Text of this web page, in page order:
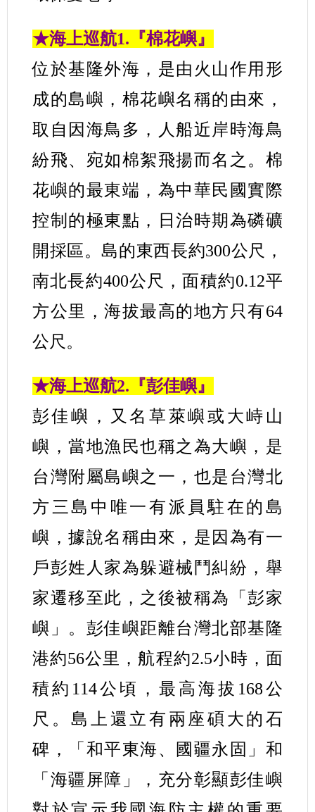
★海上巡航1.『棉花嶼』
位於基隆外海，是由火山作用形
成的島嶼，棉花嶼名稱的由來，
取自因海鳥多，人船近岸時海鳥
紛飛、宛如棉絮飛揚而名之。棉
花嶼的最東端，為中華民國實際
控制的極東點，日治時期為磷礦
開採區。島的東西長約300公尺，
南北長約400公尺，面積約0.12平
方公里，海拔最高的地方只有64
公尺。
★海上巡航2.『彭佳嶼』
彭佳嶼，又名草萊嶼或大峙山
嶼，當地漁民也稱之為大嶼，是
台灣附屬島嶼之一，也是台灣北
方三島中唯一有派員駐在的島
嶼，據說名稱由來，是因為有一
戶彭姓人家為躲避械鬥糾紛，舉
家遷移至此，之後被稱為「彭家
嶼」。彭佳嶼距離台灣北部基隆
港約56公里，航程約2.5小時，面
積約114公頃，最高海拔168公
尺。島上還立有兩座碩大的石
碑，「和平東海、國疆永固」和
「海疆屏障」，充分彰顯彭佳嶼